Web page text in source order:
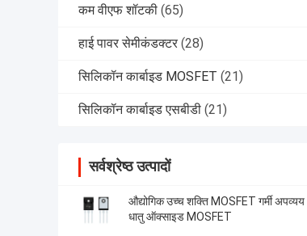
कम वीएफ शॉटकी (65)
हाई पावर सेमीकंडक्टर (28)
सिलिकॉन कार्बाइड MOSFET (21)
सिलिकॉन कार्बाइड एसबीडी (21)
सर्वश्रेष्ठ उत्पादों
औद्योगिक उच्च शक्ति MOSFET गर्मी अपव्यय
धातु ऑक्साइड MOSFET